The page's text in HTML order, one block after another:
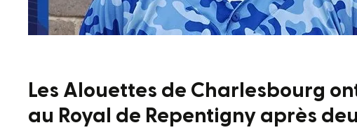
Les Alouettes de Charlesbourg
au Royal de Repentigny après